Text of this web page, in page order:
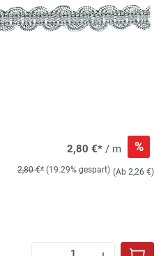
2,80 €* / m %
2,80 €* (19.29% gespart) (Ab 2,26 €)